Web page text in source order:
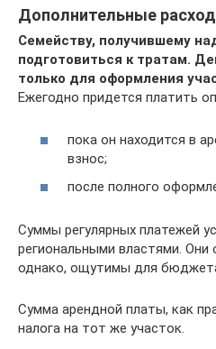
Дополнительные
Семейству, получившему
подготовиться к тратам.
только для оформления
Ежегодно придется платить
пока он находится в
взнос;
после полного
Суммы регулярных платежей
региональными властями. Они
однако, ощутимы для
Сумма арендной платы, как
налога на тот же участок.